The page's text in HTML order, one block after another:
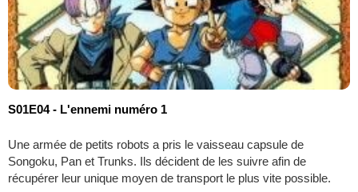
S01E04 - L'ennemi numéro 1
Une armée de petits robots a pris le vaisseau capsule de
Songoku, Pan et Trunks. Ils décident de les suivre afin de
récupérer leur unique moyen de transport le plus vite possible.